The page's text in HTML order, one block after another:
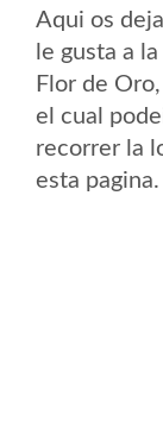
Aqui os
le gusta a
Flor de
el cual
recorrer la
esta pagina.